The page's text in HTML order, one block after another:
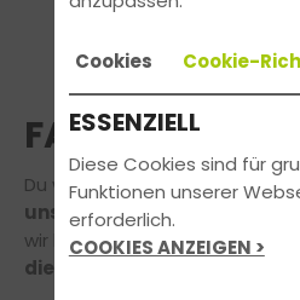
Du würdest gerne Deine
unserer Fahrprofis
wir lieben unseren Job und
die Freude am Fahren
Cookies Cookie-
ESSENZIELL
Diese Cookies sind für
Funktionen unserer
erforderlich.
COOKIES ANZEIGEN >